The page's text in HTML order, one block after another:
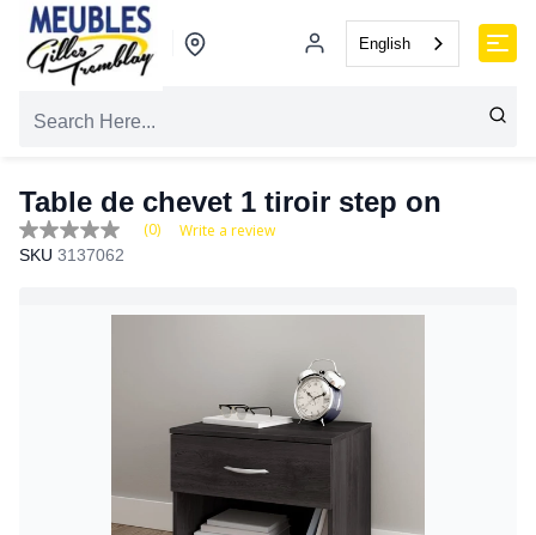
English
Table de chevet 1 tiroir step on
No
rating
(0) Write a review
SKU 3137062